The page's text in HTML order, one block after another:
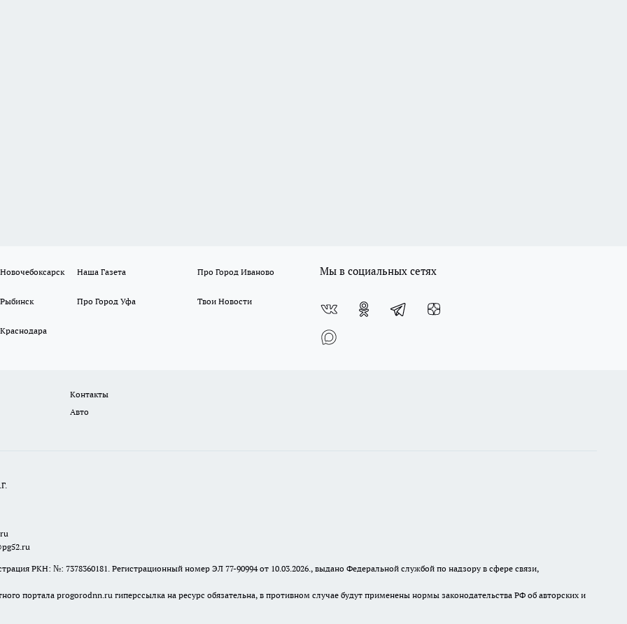
Наша Газета Про Город Иваново
Про Город Уфа Твои Новости
Мы в социальных сетях
Контакты
Авто
РКН: №: 7378360181. Регистрационный номер ЭЛ 77-90994 от 10.03.2026., выдано Федеральной службой по надзору в сфере связи,
портала progorodnn.ru гиперссылка на ресурс обязательна, в противном случае будут применены нормы законодательства РФ об авторских и